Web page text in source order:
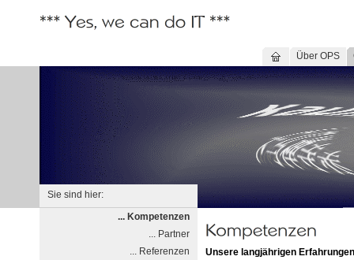
Über OPS
Sie sind hier:
... Kompetenzen
... Partner
... Referenzen
Unsere langjährigen